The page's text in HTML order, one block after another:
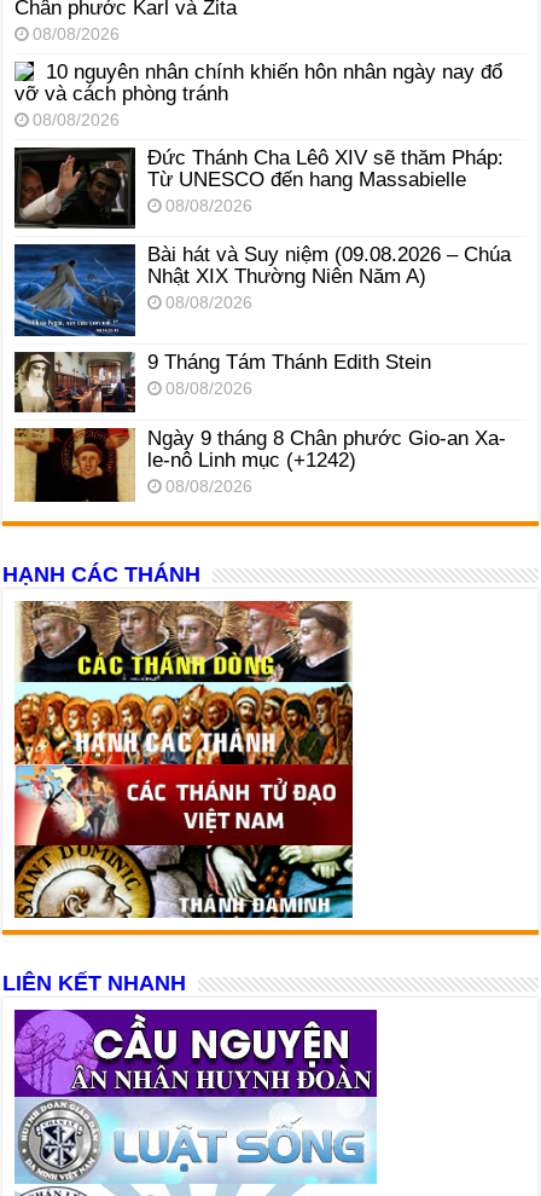
Chân phước Karl và Zita
08/08/2026
10 nguyên nhân chính khiến hôn nhân ngày nay đổ
vỡ và cách phòng tránh
08/08/2026
Đức Thánh Cha Lêô XIV sẽ thăm Pháp:
Từ UNESCO đến hang Massabielle
08/08/2026
Bài hát và Suy niệm (09.08.2026 – Chúa
Nhật XIX Thường Niên Năm A)
08/08/2026
9 Tháng Tám Thánh Edith Stein
08/08/2026
Ngày 9 tháng 8 Chân phước Gio-an Xa-
le-nô Linh mục (+1242)
08/08/2026
HẠNH CÁC THÁNH
LIÊN KẾT NHANH